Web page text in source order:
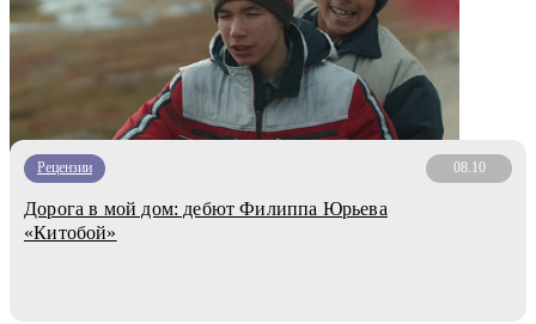
Рецензии 08.10
Дорога в мой дом: дебют Филиппа Юрьева
«Китобой»